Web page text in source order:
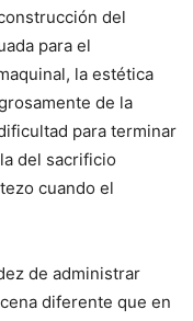
del
para el
la estética
de la
para terminar
del sacrificio
cuando el
de administrar
diferente que en